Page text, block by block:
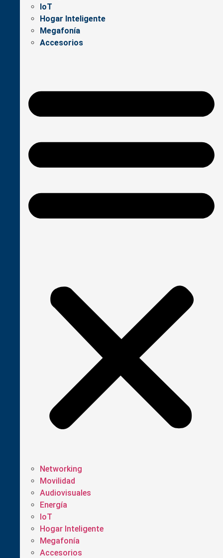
IoT
Hogar Inteligente
Megafonía
Accesorios
Networking
Movilidad
Audiovisuales
Energía
IoT
Hogar Inteligente
Megafonía
Accesorios